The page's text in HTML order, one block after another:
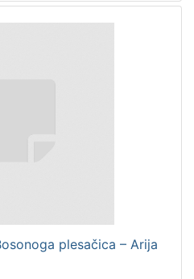
plesačica – Arija